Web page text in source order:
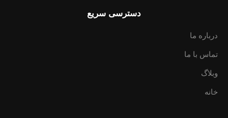
دسترسی سریع
درباره ما
تماس با ما
وبلاگ
خانه